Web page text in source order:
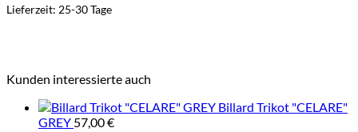
Lieferzeit: 25-30 Tage
Kunden interessierte auch
Billard Trikot "CELARE"
GREY 57,00€